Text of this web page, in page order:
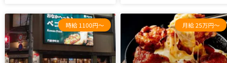
時給 1100円～ 月給 25万円～